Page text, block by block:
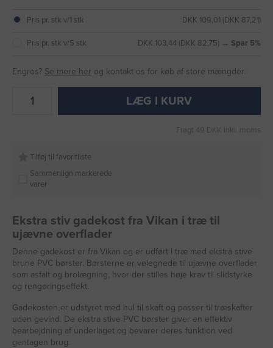
Pris pr. stk v/1 stk DKK 109,01 (DKK 87,21)
Pris pr. stk v/5 stk DKK 103,44 (DKK 82,75) → Spar 5%
Engros? Se mere her og kontakt os for køb af store mængder.
LÆG I KURV
Fragt 49 DKK inkl. moms
Tilføj til favoritliste
Sammenlign markerede
varer
Ekstra stiv gadekost fra Vikan i træ til
ujævne overflader
Denne gadekost er fra Vikan og er udført i træ med ekstra stive
brune PVC børster. Børsterne er velegnede til ujævne overflader
som asfalt og brolægning, hvor der stilles høje krav til slidstyrke
og rengøringseffekt.
Gadekosten er udstyret med hul til skaft og passer til træskafter
uden gevind. De ekstra stive PVC børster giver en effektiv
bearbejdning af underlaget og bevarer deres funktion ved
gentagen brug.